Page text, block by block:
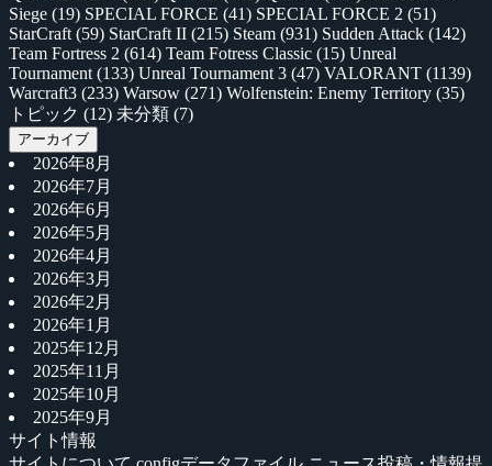
Siege (19) SPECIAL FORCE (41) SPECIAL FORCE 2 (51)
StarCraft (59) StarCraft II (215) Steam (931) Sudden Attack (142)
Team Fortress 2 (614) Team Fotress Classic (15) Unreal
Tournament (133) Unreal Tournament 3 (47) VALORANT (1139)
Warcraft3 (233) Warsow (271) Wolfenstein: Enemy Territory (35)
トピック (12) 未分類 (7)
アーカイブ
2026年8月
2026年7月
2026年6月
2026年5月
2026年4月
2026年3月
2026年2月
2026年1月
2025年12月
2025年11月
2025年10月
2025年9月
サイト情報